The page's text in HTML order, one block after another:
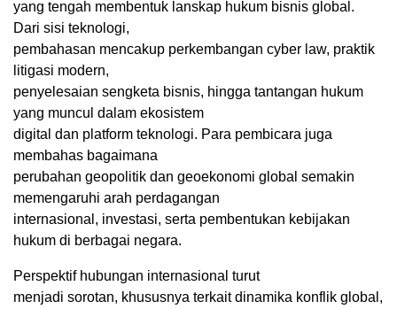
yang tengah membentuk lanskap hukum bisnis global.
Dari sisi teknologi,
pembahasan mencakup perkembangan cyber law, praktik
litigasi modern,
penyelesaian sengketa bisnis, hingga tantangan hukum
yang muncul dalam ekosistem
digital dan platform teknologi. Para pembicara juga
membahas bagaimana
perubahan geopolitik dan geoekonomi global semakin
memengaruhi arah perdagangan
internasional, investasi, serta pembentukan kebijakan
hukum di berbagai negara.
Perspektif hubungan internasional turut
menjadi sorotan, khususnya terkait dinamika konflik global,